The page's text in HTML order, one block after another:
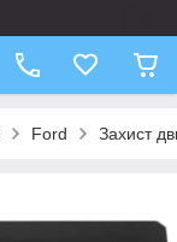
Ford Захист